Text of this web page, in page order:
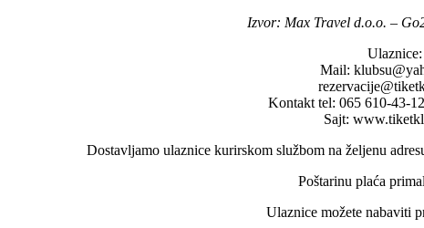
Izvor: Max Travel d.o.o. –
Ulaznice:
Mail:
Kontakt tel: 065 610-43-
Sajt:
Dostavljamo ulaznice kurirskom službom na željenu
Poštarinu plaća
Ulaznice možete nabaviti